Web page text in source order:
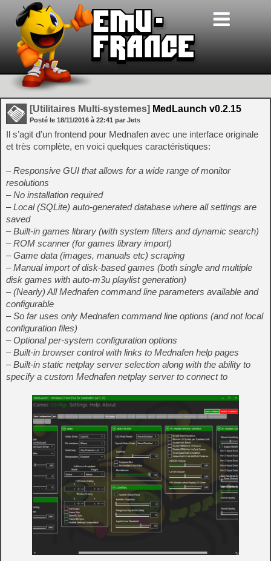
[Utilitaires Multi-systemes] MedLaunch v0.2.15
Posté le 18/11/2016 à 22:41 par Jets
Il s’agit d’un frontend pour Mednafen avec une interface originale
et très complète, en voici quelques caractéristiques:
– Responsive GUI that allows for a wide range of monitor
resolutions
– No installation required
– Local (SQLite) auto-generated database where all settings are
saved
– Built-in games library (with system filters and dynamic search)
– ROM scanner (for games library import)
– Game data (images, manuals etc) scraping
– Manual import of disk-based games (both single and multiple
disk games with auto-m3u playlist generation)
– (Nearly) All Mednafen command line parameters available and
configurable
– So far uses only Mednafen command line options (and not local
configuration files)
– Optional per-system configuration options
– Built-in browser control with links to Mednafen help pages
– Built-in static netplay server selection along with the ability to
specify a custom Mednafen netplay server to connect to